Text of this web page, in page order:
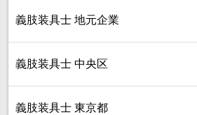
義肢装具士 地元企業
義肢装具士 中央区
義肢装具士 東京都